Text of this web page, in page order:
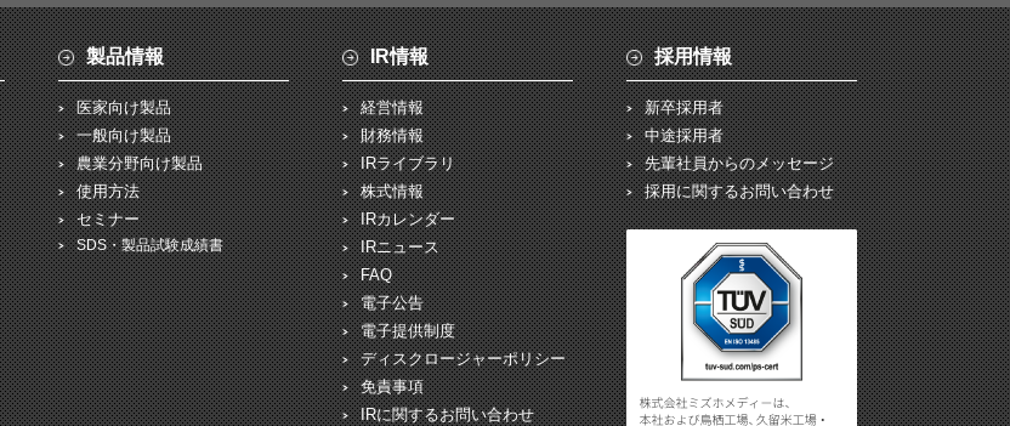
製品情報
医家向け製品
一般向け製品
農業分野向け製品
使用方法
セミナー
SDS・製品試験成績書
IR情報
経営情報
財務情報
IRライブラリ
株式情報
IRカレンダー
IRニュース
FAQ
電子公告
電子提供制度
ディスクロージャーポリシー
免責事項
IRに関するお問い合わせ
採用情報
新卒採用者
中途採用者
先輩社員からのメッセージ
採用に関するお問い合わせ